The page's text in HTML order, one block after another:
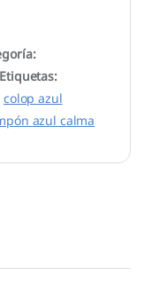
Etiquetas:
colop azul
azul calma